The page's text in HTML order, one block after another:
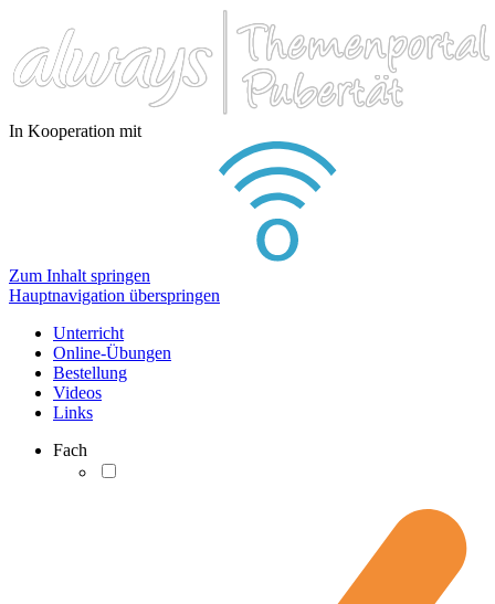
In Kooperation mit
Zum Inhalt springen
Hauptnavigation überspringen
Unterricht
Online-Übungen
Bestellung
Videos
Links
Fach